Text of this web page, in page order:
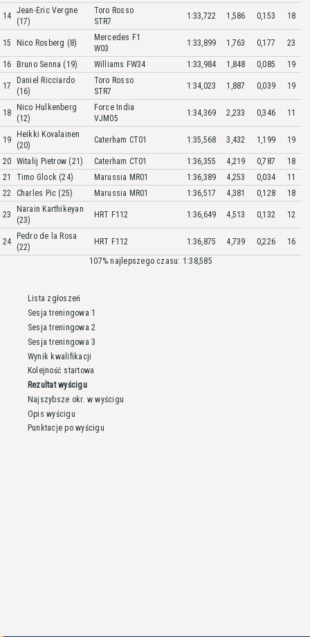
14
Jean-Eric Vergne
(17)
Toro Rosso
STR7
1:33,722 1,586 0,153 18
15 Nico Rosberg (8)
Mercedes F1
W03
1:33,899 1,763 0,177 23
16 Bruno Senna (19) Williams FW34 1:33,984 1,848 0,085 19
17
Daniel Ricciardo
(16)
Toro Rosso
STR7
1:34,023 1,887 0,039 19
18
Nico Hulkenberg
(12)
Force India
VJM05
1:34,369 2,233 0,346 11
19
Heikki Kovalainen
(20)
Caterham CT01 1:35,568 3,432 1,199 19
20 Witalij Pietrow (21) Caterham CT01 1:36,355 4,219 0,787
18
21
Timo Glock (24) Marussia MR01 1:36,389 4,253 0,034
11
22
Charles Pic (25) Marussia MR01 1:36,517 4,381 0,128 18
23
Narain Karthikeyan
(23)
HRT F112 1:36,649 4,513 0,132 12
24
Pedro de la Rosa
(22)
HRT F112 1:36,875 4,739 0,226
16
107% najlepszego czasu: 1:38,585
Lista zgłoszeń
Sesja treningowa 1
Sesja treningowa 2
Sesja treningowa 3
Wynik kwalifikacji
Kolejność startowa
Rezultat wyścigu
Najszybsze okr. w wyścigu
Opis wyścigu
Punktacje po wyścigu